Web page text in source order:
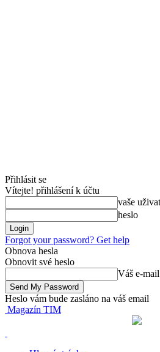
Přihlásit se
Vítejte! přihlášení k účtu
vaše
heslo
Forgot your password? Get help
Obnova hesla
Obnovit své heslo
Váš e-mail
Heslo vám bude zasláno na váš email
Magazín TIM